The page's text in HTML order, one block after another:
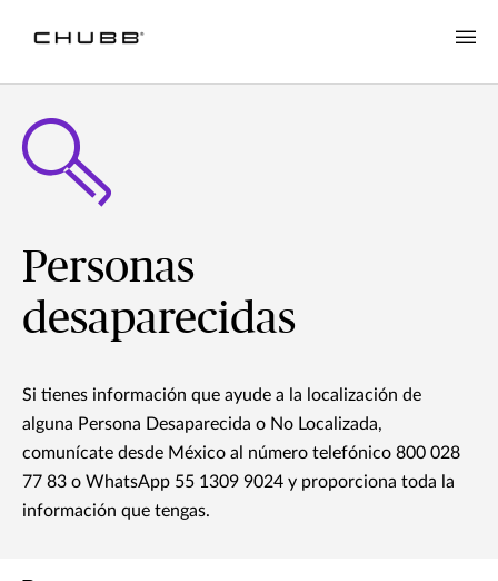
Personas
desaparecidas
Si tienes información que ayude a la localización de
alguna Persona Desaparecida o No Localizada,
comunícate desde México al número telefónico 800 028
77 83 o WhatsApp 55 1309 9024 y proporciona toda la
información que tengas.